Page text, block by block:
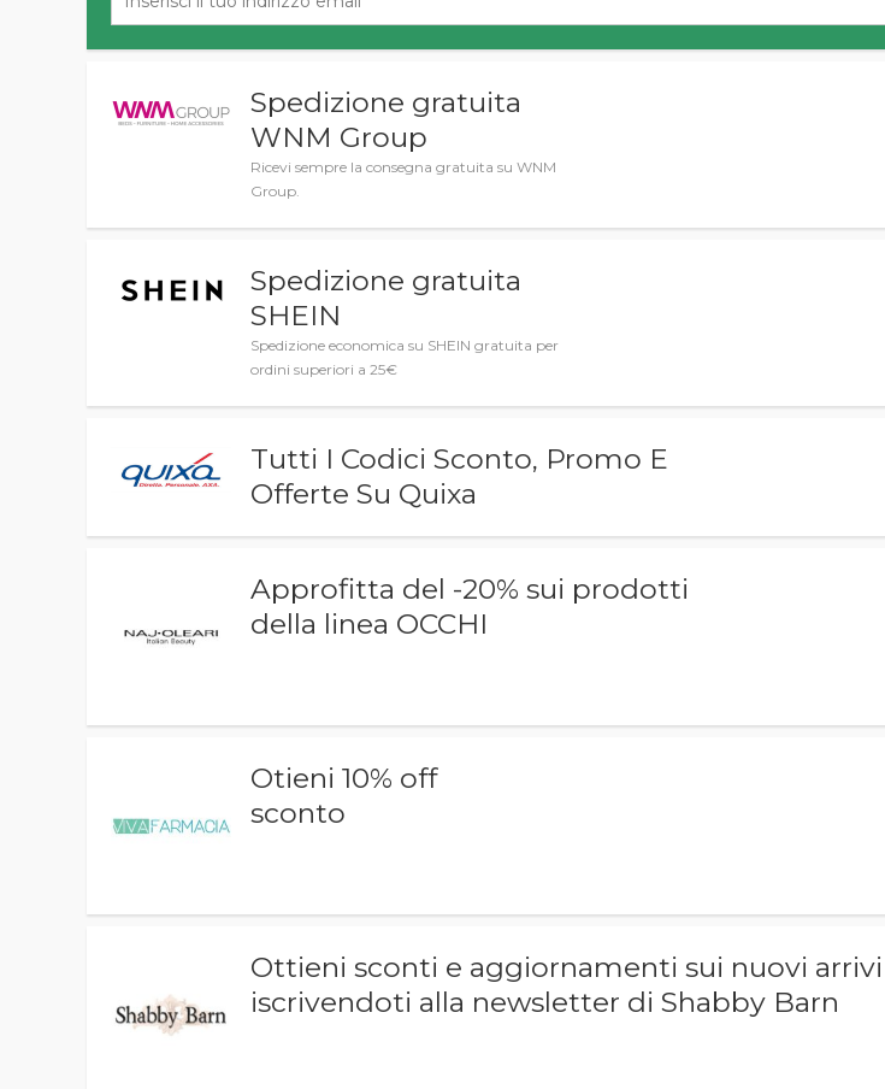
Spedizione gratuita
WNM Group
Ricevi sempre la consegna gratuita su WNM
Group.
Spedizione gratuita
SHEIN
Spedizione economica su SHEIN gratuita per
ordini superiori a 25€
Tutti I Codici Sconto, Promo E
Offerte Su Quixa
Approfitta del -20% sui prodotti
della linea OCCHI
Otieni 10% off
sconto
Ottieni sconti e aggiornamenti sui nuovi arrivi
iscrivendoti alla newsletter di Shabby Barn